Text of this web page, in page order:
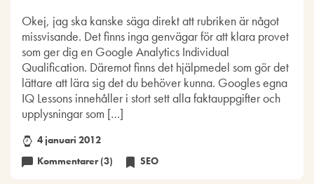
Okej, jag ska kanske säga direkt att rubriken är något
missvisande. Det finns inga genvägar för att klara provet
som ger dig en Google Analytics Individual
Qualification. Däremot finns det hjälpmedel som gör det
lättare att lära sig det du behöver kunna. Googles egna
IQ Lessons innehåller i stort sett alla faktauppgifter och
upplysningar som […]
4 januari 2012
Kommentarer (3)
SEO